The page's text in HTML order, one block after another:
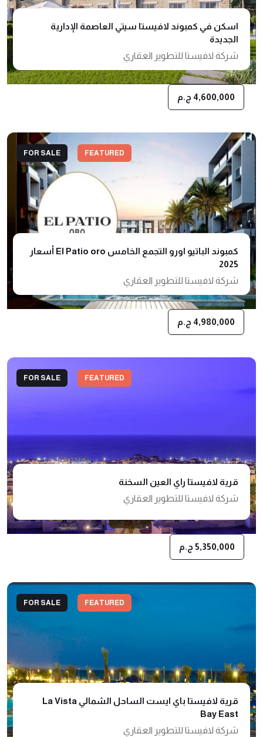
4,600,000 ج.م
اسكن في كمبوند لافيستا سيتي العاصمة الإدارية
الجديدة
شركة لافيستا للتطوير العقاري
FEATURED
FOR SALE
4,980,000 ج.م
كمبوند الباتيو اورو التجمع الخامس El Patio oro أسعار
2025
شركة لافيستا للتطوير العقاري
FEATURED
FOR SALE
5,350,000 ج.م
قرية لافيستا راي العين السخنة
شركة لافيستا للتطوير العقاري
FEATURED
FOR SALE
قرية لافيستا باي ايست الساحل الشمالي La Vista
Bay East
شركة لافيستا للتطوير العقاري